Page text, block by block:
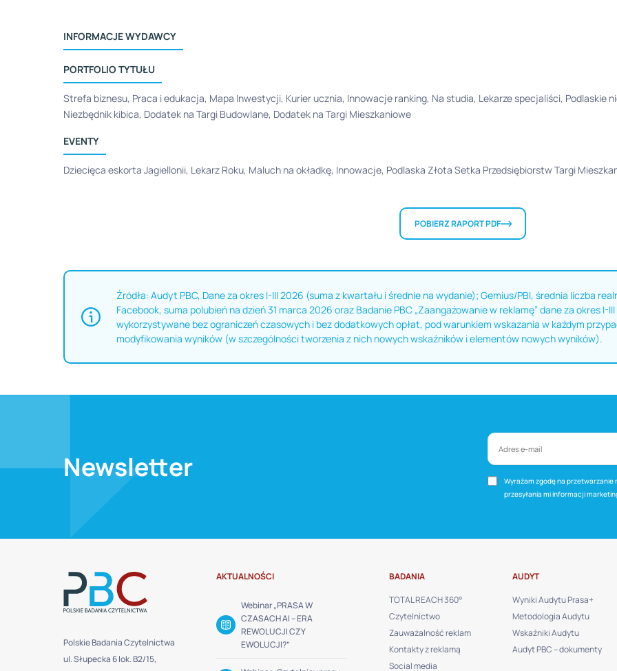
INFORMACJE WYDAWCY
PORTFOLIO TYTUŁU
Strefa biznesu, Praca i edukacja, Mapa Inwestycji, Kurier ucznia, Innowacje ranking, Na studia, Lekarze specjaliści, Podlaskie
Niezbędnik kibica, Dodatek na Targi Budowlane, Dodatek na Targi Mieszkaniowe
EVENTY
Dziecięca eskorta Jagiellonii, Lekarz Roku, Maluch na okładkę, Innowacje, Podlaska Złota Setka Przedsiębiorstw Targi
POBIERZ RAPORT PDF
Źródła: Audyt PBC, Dane za okres I-III 2026 (suma z kwartału i średnie na wydanie); Gemius/PBI, średnia liczba
Facebook, suma polubień na dzień 31 marca 2026 oraz Badanie PBC „Zaangażowanie w reklamę” dane za okres
wykorzystywane bez ograniczeń czasowych i bez dodatkowych opłat, pod warunkiem wskazania w każdym
modyfikowania wyników (w szczególności tworzenia z nich nowych wskaźników i elementów nowych wyników).
Newsletter
Wyrażam zgodę na przetwarzanie
przesyłania mi informacji
Polskie Badania Czytelnictwa
ul. Słupecka 6 lok. B2/15,
AKTUALNOŚCI
Webinar „PRASA W
CZASACH AI – ERA
REWOLUCJI CZY
EWOLUCJI?”
BADANIA
TOTAL REACH 360°
Czytelnictwo
Zauważalność reklam
Kontakty z reklamą
Social media
AUDYT
Wyniki Audytu Prasa+
Metodologia Audytu
Wskaźniki Audytu
Audyt PBC – dokumenty